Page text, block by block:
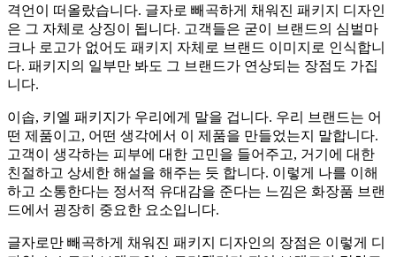
격언이 떠올랐습니다. 글자로 빼곡하게 채워진 패키지 디자인
은 그 자체로 상징이 됩니다. 고객들은 굳이 브랜드의 심벌마
크나 로고가 없어도 패키지 자체로 브랜드 이미지로 인식합니
다. 패키지의 일부만 봐도 그 브랜드가 연상되는 장점도 가집
니다.
이솝, 키엘 패키지가 우리에게 말을 겁니다. 우리 브랜드는 어
떤 제품이고, 어떤 생각에서 이 제품을 만들었는지 말합니다.
고객이 생각하는 피부에 대한 고민을 들어주고, 거기에 대한
친절하고 상세한 해설을 해주는 듯 합니다. 이렇게 나를 이해
하고 소통한다는 정서적 유대감을 준다는 느낌은 화장품 브랜
드에서 굉장히 중요한 요소입니다.
글자로만 빼곡하게 채워진 패키지 디자인의 장점은 이렇게 디